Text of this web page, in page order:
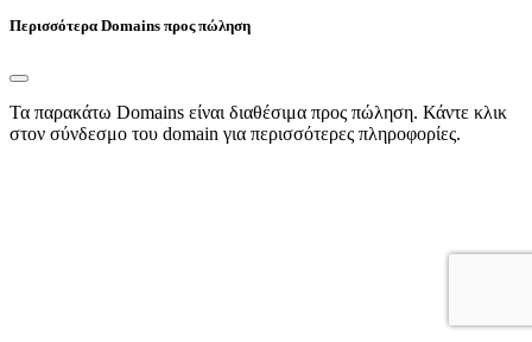
Περισσότερα Domains προς πώληση
Τα παρακάτω Domains είναι διαθέσιμα προς πώληση. Κάντε κλικ
στον σύνδεσμο του domain για περισσότερες πληροφορίες.